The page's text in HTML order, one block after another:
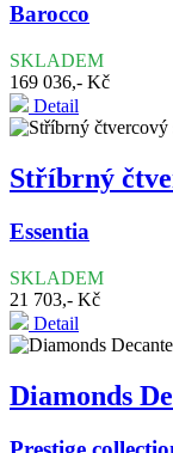
Barocco
SKLADEM
169 036,- Kč
Detail
Stříbrný
Essentia
SKLADEM
21 703,- Kč
Detail
Diamonds